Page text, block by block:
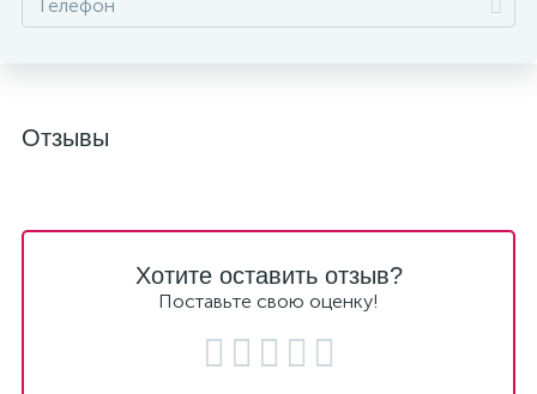
Отзывы
Хотите оставить отзыв?
Поставьте свою оценку!